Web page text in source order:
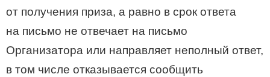
от получения приза, а равно в срок ответа
на письмо не отвечает на письмо
Организатора или направляет неполный ответ,
в том числе отказывается сообщить